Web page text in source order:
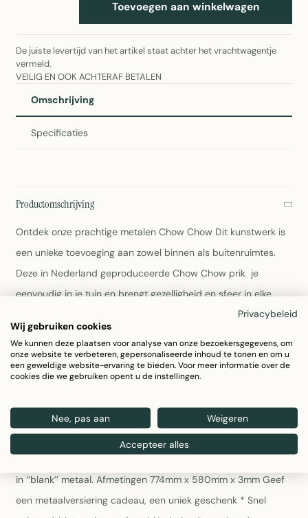
Toevoegen aan winkelwagen
De juiste levertijd van het artikel staat achter het vrachtwagentje
vermeld.
VEILIG EN OOK ACHTERAF BETALEN
Omschrijving
Specificaties
Productomschrijving
Ontdek onze prachtige metalen Chow Chow Dit kunstwerk is
een unieke toevoeging aan zowel binnen als buitenruimtes.
Deze in Nederland geproduceerde Chow Chow prik je
eenvoudig in je tuin en brengt gezelligheid en sfeer in elke
ruimte. Materiaaleigenschappen Cortenstaal Onze metalen
dieren worden gemaakt van het weervaste cortenstaal, dit
materiaal zal door weersinvloeden na verloop van tijd een
karakteristieke roestbruine kleur krijgen door de oxidehuid die
materiaal het hele jaar door. Zo blijft deze metalen Chow
Chow jarenlang beschermd. Net als alle andere cortenstalen
decoraties die wij leveren, wordt deze metalen hond geleverd
in ‘’blank’’ metaal. Afmetingen 774mm x 580mm x 3mm Geef
een metaalversiering cadeau, een uniek geschenk * Snel
Privacybeleid
Wij gebruiken cookies
We kunnen deze plaatsen voor analyse van onze bezoekersgegevens, om
onze website te verbeteren, gepersonaliseerde inhoud te tonen en om u
een geweldige website-ervaring te bieden. Voor meer informatie over de
cookies die we gebruiken opent u de instellingen.
Nee, pas aan Weigeren
Accepteer alles